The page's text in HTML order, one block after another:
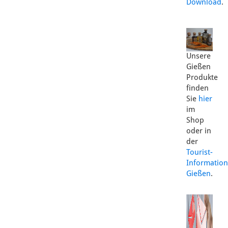
Download.
Unsere
Gießen
Produkte
finden
Sie hier
im
Shop
oder in
der
Tourist-
Information
Gießen.